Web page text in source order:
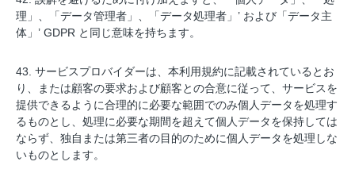
理」、「データ管理者」、「データ処理者」’ および「データ主
体」’ GDPR と同じ意味を持ちます。
43. サービスプロバイダーは、本利用規約に記載されているとお
り、または顧客の要求および顧客との合意に従って、サービスを
提供できるように合理的に必要な範囲でのみ個人データを処理す
るものとし、処理に必要な期間を超えて個人データを保持しては
ならず、独自または第三者の目的のために個人データを処理しな
いものとします。